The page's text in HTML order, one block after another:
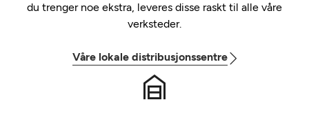
du trenger noe ekstra, leveres disse raskt til alle våre
verksteder.
Våre lokale distribusjonssentre